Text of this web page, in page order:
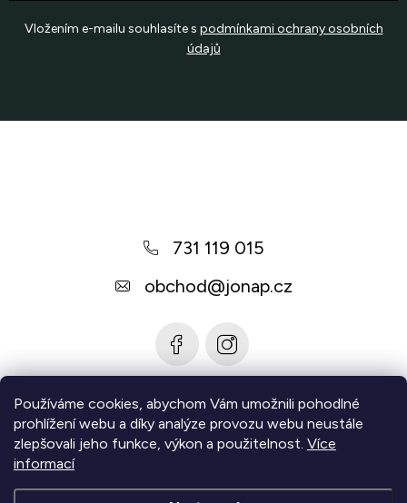
Používáme cookies, abychom Vám umožnili pohodlné
prohlížení webu a díky analýze provozu webu neustále
zlepšovali jeho funkce, výkon a použitelnost. Více
informací
Vložením e-mailu souhlasíte s podmínkami ochrany osobních
údajů
731 119 015
obchod@jonap.cz
Informace pro vás
Zjistěte více